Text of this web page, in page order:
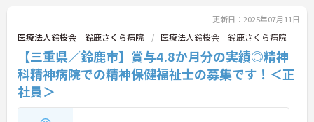
更新日：2025年07月11日
医療法人鈴桜会 鈴鹿さくら病院 医療法人鈴桜会 鈴鹿さくら病院
【三重県／鈴鹿市】賞与4.8か月分の実績◎精神
科精神病院での精神保健福祉士の募集です！＜正
社員＞